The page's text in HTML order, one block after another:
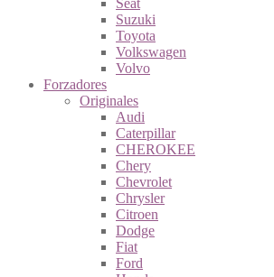
Seat
Suzuki
Toyota
Volkswagen
Volvo
Forzadores
Originales
Audi
Caterpillar
CHEROKEE
Chery
Chevrolet
Chrysler
Citroen
Dodge
Fiat
Ford